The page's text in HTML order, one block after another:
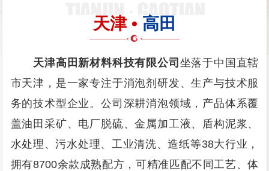
天津 • 高田
天津高田新材料科技有限公司 坐落于中国直辖
市天津，是一家专注于消泡剂研发、生产与技术服
务的技术型企业。公司深耕消泡领域，产品体系覆
盖油田采矿、电厂脱硫、金属加工液、盾构泥浆、
水处理、污水处理、工业清洗、造纸等38大行业，
拥有8700余款成熟配方，可精准匹配不同工艺、体